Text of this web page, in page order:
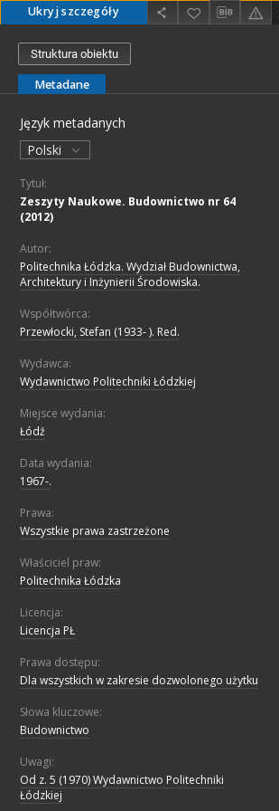
Ukryj szczegóły
Struktura obiektu
Metadane
Język metadanych
Polski
Tytuł:
Zeszyty Naukowe. Budownictwo nr 64
(2012)
Autor:
Politechnika Łódzka. Wydział Budownictwa,
Architektury i Inżynierii Środowiska.
Współtwórca:
Przewłocki, Stefan (1933- ). Red.
Wydawca:
Wydawnictwo Politechniki Łódzkiej
Miejsce wydania:
Łódź
Data wydania:
1967-.
Prawa:
Wszystkie prawa zastrzeżone
Właściciel praw:
Politechnika Łódzka
Licencja:
Licencja PŁ
Prawa dostępu:
Dla wszystkich w zakresie dozwolonego użytku
Słowa kluczowe:
Budownictwo
Uwagi:
Od z. 5 (1970) Wydawnictwo Politechniki
Łódzkiej